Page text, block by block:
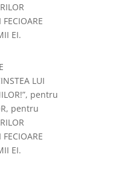
EI.
LUI
pentru
pentru
EI.